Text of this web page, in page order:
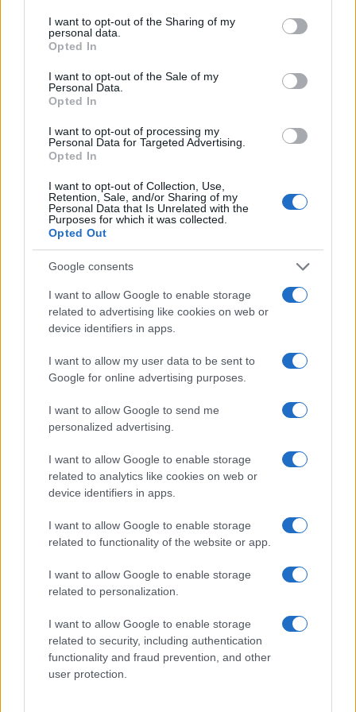
not limited to your visit or usage behaviour. You may click to
grant or deny consent to Google and its third-party tags to
use your data for below specified purposes in below Google
consent section.
I want to opt-out of the Sharing of my
personal data.
Opted In
I want to opt-out of the Sale of my
Personal Data.
Opted In
I want to opt-out of processing my
Personal Data for Targeted Advertising.
Opted In
I want to opt-out of Collection, Use,
Retention, Sale, and/or Sharing of my
Personal Data that Is Unrelated with the
Purposes for which it was collected.
Opted Out
Google consents
I want to allow Google to enable storage
related to advertising like cookies on web or
device identifiers in apps.
I want to allow my user data to be sent to
Google for online advertising purposes.
I want to allow Google to send me
personalized advertising.
I want to allow Google to enable storage
related to analytics like cookies on web or
device identifiers in apps.
I want to allow Google to enable storage
related to functionality of the website or app.
I want to allow Google to enable storage
related to personalization.
I want to allow Google to enable storage
related to security, including authentication
functionality and fraud prevention, and other
user protection.
adattare modelli fuori contesto. Secondo:
progettare interfacce che ignorano vincoli
misurare solo ciò che è comodo, trascurando
outcome e costi. I principi correttivi sono stabili:
definizioni operativecondivise,esperimenti
proporzionati al rischio, e cicli brevi di
errori, metriche e decisioni come asset, garantendo
tracciabilità e responsabilità.
Sintesi operativa per professionisti e
organizzazioni
Una T che uniscedati scienzaedesign
circuito virtuoso: capire, testare, progettare,
misurare, migliorare. Per il professionista, contano
chiarezza di scopo, portfolio basato su risultati e
abitudini di valutazione. Per l’organizzazione,
contano interfacce tra funzioni, glossari condivisi e
complessità di facciata, più coerenza causale nella
catena che va dalla domanda al valore. In questo
durare, perché radicata in metodi che trasformano
AUTORE
Susanna Riva
Susanna Riva osserva Bologna dalla finestra
dell’Archivio di Stato dove una volta ha